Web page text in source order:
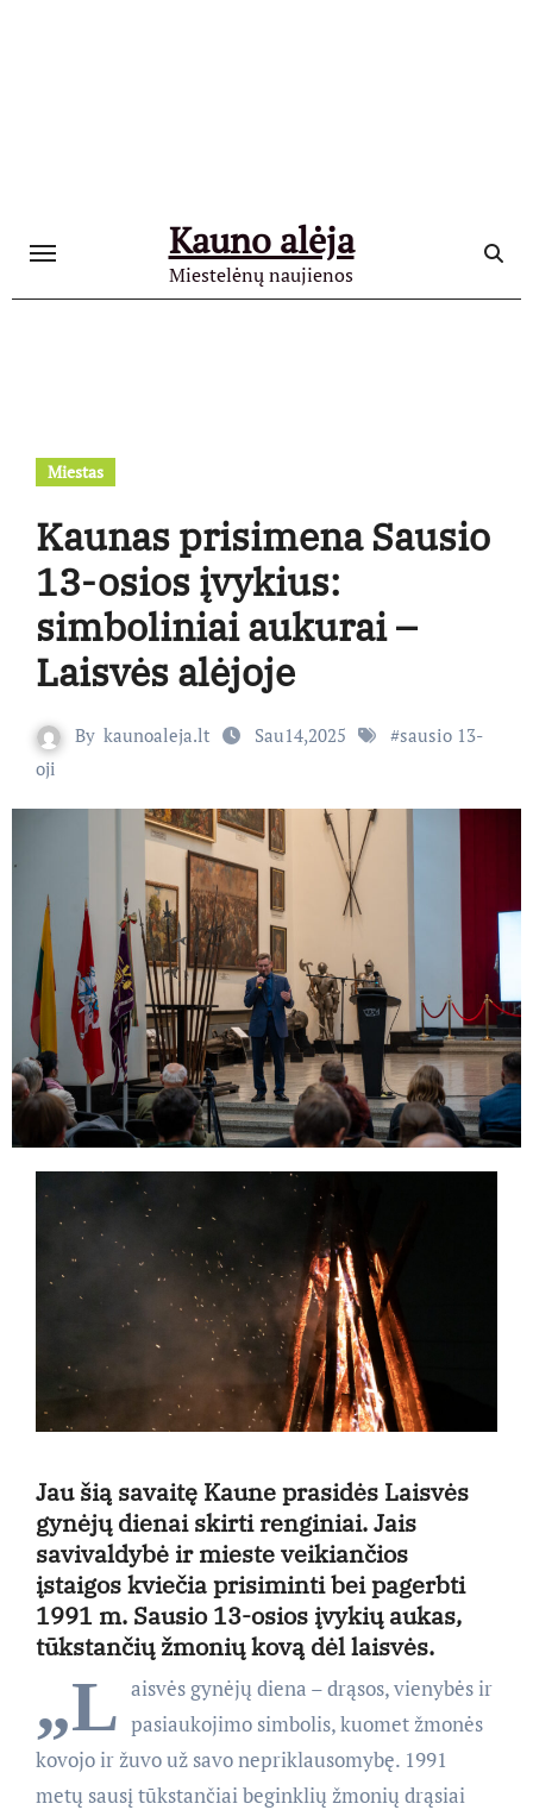
Kauno alėja
Miestelėnų naujienos
Miestas
Kaunas prisimena Sausio
13-osios įvykius:
simboliniai aukurai –
Laisvės alėjoje
By kaunoaleja.lt Sau14,2025 #sausio 13-
oji
Jau šią savaitę Kaune prasidės Laisvės
gynėjų dienai skirti renginiai. Jais
savivaldybė ir mieste veikiančios
įstaigos kviečia prisiminti bei pagerbti
1991 m. Sausio 13-osios įvykių aukas,
tūkstančių žmonių kovą dėl laisvės.
„L aisvės gynėjų diena – drąsos, vienybės ir
pasiaukojimo simbolis, kuomet žmonės
kovojo ir žuvo už savo nepriklausomybę. 1991
metų sausį tūkstančiai beginklių žmonių drąsiai